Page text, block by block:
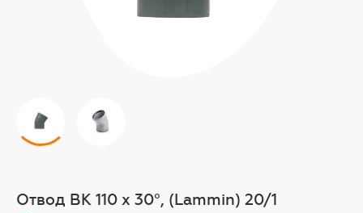
Отвод ВК 110 х 30°, (Lammin) 20/1